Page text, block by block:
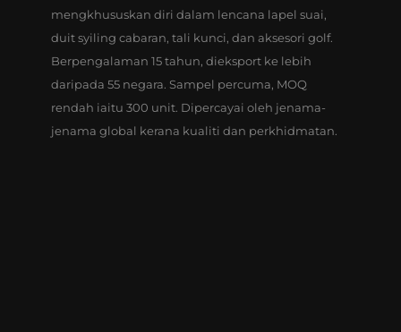
mengkhususkan diri dalam lencana lapel suai,
duit syiling cabaran, tali kunci, dan aksesori golf.
Berpengalaman 15 tahun, dieksport ke lebih
daripada 55 negara. Sampel percuma, MOQ
rendah iaitu 300 unit. Dipercayai oleh jenama-
jenama global kerana kualiti dan perkhidmatan.